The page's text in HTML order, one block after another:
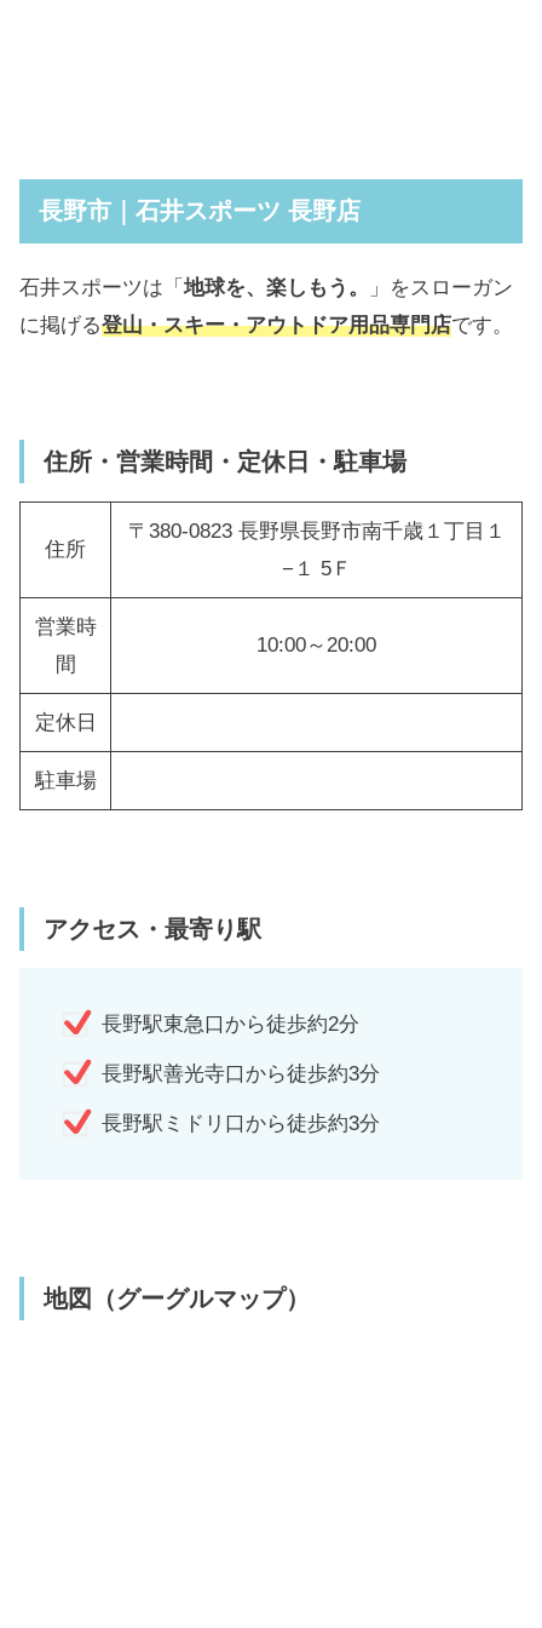
長野市｜石井スポーツ 長野店
石井スポーツは「 地球を、楽しもう。
」をスローガン
に掲げる登山・スキー・アウトドア用品専門店です。
住所・営業時間・定休日・駐車場
住所
〒380-0823 長野県長野市南千歳１丁目１
−１ 5Ｆ
営業時
間
10:00～20:00
定休日
駐車場
アクセス・最寄り駅
長野駅東急口から徒歩約2分
長野駅善光寺口から徒歩約3分
長野駅ミドリ口から徒歩約3分
地図（グーグルマップ）